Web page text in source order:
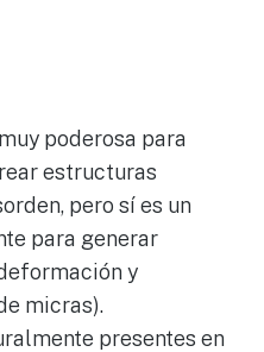
poderosa para
estructuras
pero sí es un
para generar
y
micras).
presentes en